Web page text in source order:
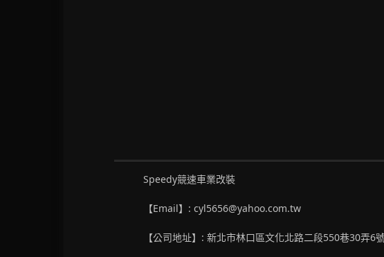
Speedy競速車業改裝
【Email】: cyl5656@yahoo.com.tw
【公司地址】: 新北市林口區文化北路二段550巷30弄6